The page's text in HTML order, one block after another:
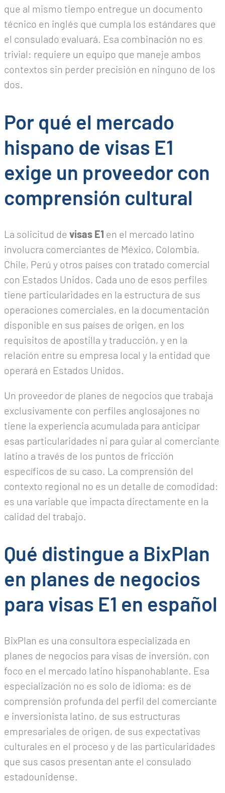
que al mismo tiempo entregue un documento
técnico en inglés que cumpla los estándares que
el consulado evaluará. Esa combinación no es
trivial: requiere un equipo que maneje ambos
contextos sin perder precisión en ninguno de los
dos.
Por qué el mercado
hispano de visas E1
exige un proveedor con
comprensión cultural
La solicitud de visas E1 en el mercado latino
involucra comerciantes de México, Colombia,
Chile, Perú y otros países con tratado comercial
con Estados Unidos. Cada uno de esos perfiles
tiene particularidades en la estructura de sus
operaciones comerciales, en la documentación
disponible en sus países de origen, en los
requisitos de apostilla y traducción, y en la
relación entre su empresa local y la entidad que
operará en Estados Unidos.
Un proveedor de planes de negocios que trabaja
exclusivamente con perfiles anglosajones no
tiene la experiencia acumulada para anticipar
esas particularidades ni para guiar al comerciante
latino a través de los puntos de fricción
específicos de su caso. La comprensión del
contexto regional no es un detalle de comodidad:
es una variable que impacta directamente en la
calidad del trabajo.
Qué distingue a BixPlan
en planes de negocios
para visas E1 en español
BixPlan es una consultora especializada en
planes de negocios para visas de inversión, con
foco en el mercado latino hispanohablante. Esa
especialización no es solo de idioma: es de
comprensión profunda del perfil del comerciante
e inversionista latino, de sus estructuras
empresariales de origen, de sus expectativas
culturales en el proceso y de las particularidades
que sus casos presentan ante el consulado
estadounidense.